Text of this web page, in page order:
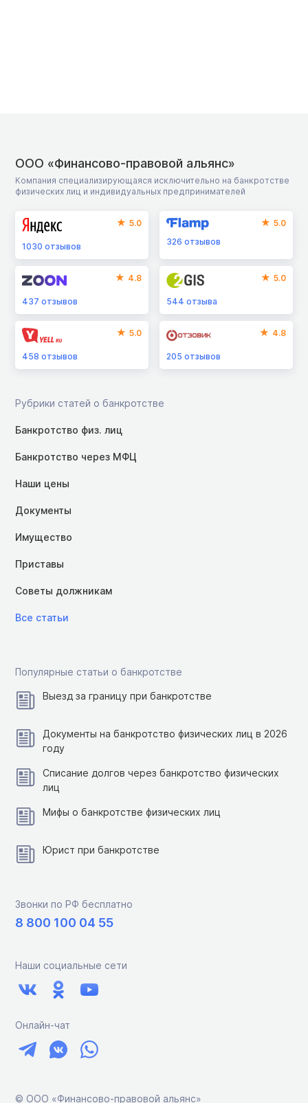
ООО «Финансово-правовой альянс»
Компания специализирующаяся исключительно на банкротстве
физических лиц и индивидуальных предпринимателей
5.0
1030 отзывов
5.0
326отзывов
4.8
437 отзывов
5.0
544отзыва
5.0
458 отзывов
4.8
205отзывов
Рубрики статей о банкротстве
Банкротство физ. лиц
Банкротство через МФЦ
Наши цены
Документы
Имущество
Приставы
Советы должникам
Все статьи
Популярные статьи о банкротстве
Выезд за границу при банкротстве
Документы на банкротство физических лиц в 2026
году
Списание долгов через банкротство физических
лиц
Мифы о банкротстве физических лиц
Юрист при банкротстве
Звонки по РФ бесплатно
8 800 100 04 55
Наши социальные сети
Онлайн-чат
© ООО «Финансово-правовой альянс»